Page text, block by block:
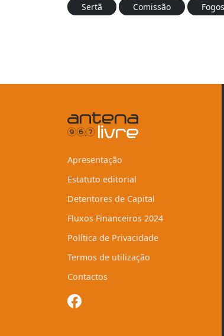
Sertã
Comissão
Apresentação
Estatuto editorial
Detentores de Capital
Fluxos Financeiros 2024
Política de Privacidade
Termos de utilização
Contactos